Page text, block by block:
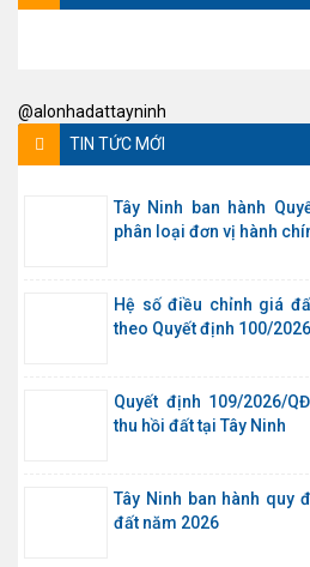
@alonhadattayninh
TIN TỨC MỚI
Tây Ninh ban hành
phân loại đơn vị hành
Hệ số điều chỉnh giá
theo Quyết định 100/
Quyết định 109/2026/
thu hồi đất tại Tây Ninh
Tây Ninh ban hành quy
đất năm 2026